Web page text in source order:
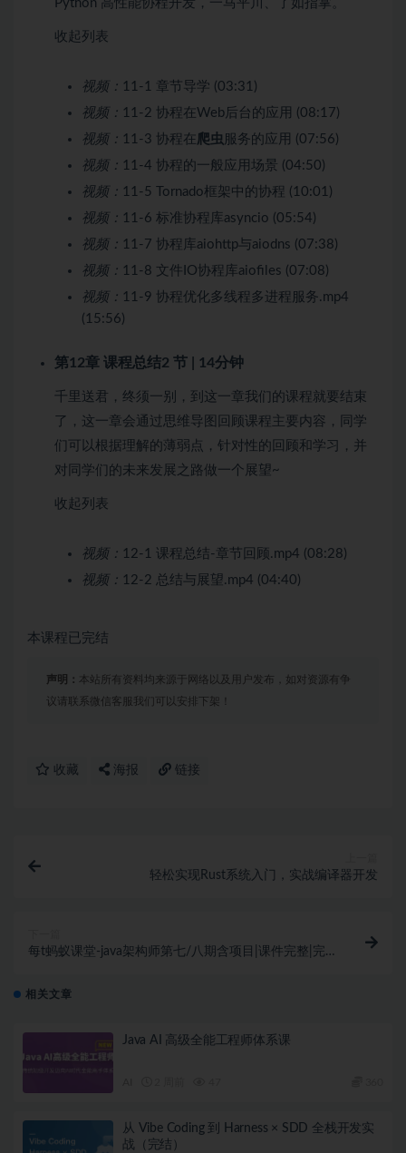
Python 高性能协程开发，一马平川、了如指掌。
收起列表
视频： 11-1 章节导学 (03:31)
视频： 11-2 协程在Web后台的应用 (08:17)
视频： 11-3 协程在 爬虫 服务的应用 (07:56)
视频： 11-4 协程的一般应用场景 (04:50)
视频： 11-5 Tornado框架中的协程 (10:01)
视频： 11-6 标准协程库asyncio (05:54)
视频： 11-7 协程库aiohttp与aiodns (07:38)
视频： 11-8 文件IO协程库aiofiles (07:08)
视频： 11-9 协程优化多线程多进程服务.mp4
(15:56)
第12章 课程总结2 节 | 14分钟
千里送君，终须一别，到这一章我们的课程就要结束
了，这一章会通过思维导图回顾课程主要内容，同学
们可以根据理解的薄弱点，针对性的回顾和学习，并
对同学们的未来发展之路做一个展望~
收起列表
视频： 12-1 课程总结-章节回顾.mp4 (08:28)
视频： 12-2 总结与展望.mp4 (04:40)
本课程已完结
声明： 本站所有资料均来源于网络以及用户发布，如对资源有争
议请联系微信客服我们可以安排下架！
收藏 海报 链接
轻松实现Rust系统入门，实战编译器开发
每t蚂蚁课堂-java架构师第七/八期含项目|课件完整|完
相关文章
Java AI 高级全能工程师体系课
从 Vibe Coding 到 Harness × SDD 全栈开发实
战（完结）